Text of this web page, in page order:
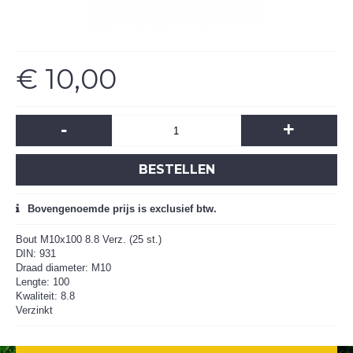
€ 10,00
- +
BESTELLEN
Bovengenoemde prijs is exclusief btw.
Bout M10x100 8.8 Verz. (25 st.)
DIN: 931
Draad diameter: M10
Lengte: 100
Kwaliteit: 8.8
Verzinkt